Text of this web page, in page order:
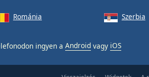
Románia Szerbia
ingyen a Android vagy iOS